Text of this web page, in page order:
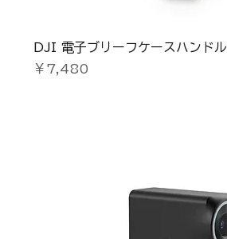
DJI 電子ブリーフケースハンドル
価格
￥7,480